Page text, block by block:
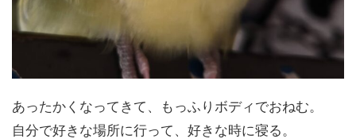
あったかくなってきて、もっふりボディでおねむ。
自分で好きな場所に行って、好きな時に寝る。